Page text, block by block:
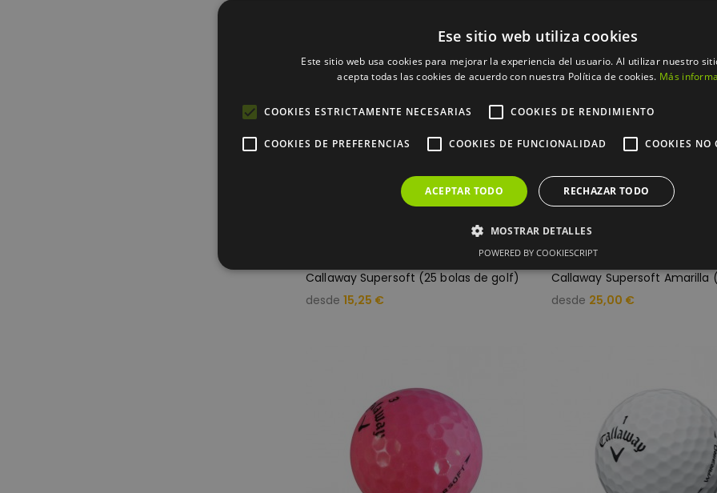
Callaway Supersoft (25 bolas de golf)
desde15,25 € desde 25,00 €
Ese sitio web utiliza cookies
Este sitio web usa cookies para mejorar la experiencia del usuario. Al utilizar nuestro
acepta todas las cookies de acuerdo con nuestra Política de cookies. Más
COOKIES ESTRICTAMENTE NECESARIAS COOKIES DE RENDIMIENTO
COOKIES DE PREFERENCIAS COOKIES DE FUNCIONALIDAD COOKIES NO
ACEPTAR TODO RECHAZAR TODO
MOSTRAR DETALLES
CookieScript
www.tubola.com
1 mes
El servicio Cookie-Script.com utiliza esta cookie para
de consentimiento de cookies de los visitantes. Es
cookies de Cookie-Script.com funcione correctamente.
PHP.net
www.tubola.com
Sesión
Cookie generada por aplicaciones basadas en el
identificador de propósito general que se utiliza
sesión del usuario. Normalmente es un número
POWERED BY COOKIESCRIPT